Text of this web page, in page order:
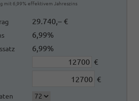
mit 6,99% effektivem Jahreszins
29.740,– €
6,99%
6,99%
€
€